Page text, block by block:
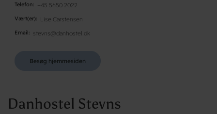
Telefon +45 5650 2022
Vært(er) Lise Carstensen
Email stevns@danhostel.dk
Besøg hjemmesiden
Danhostel Stevns